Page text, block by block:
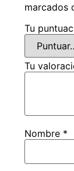
marcados
Tu
Tu
Nombre *